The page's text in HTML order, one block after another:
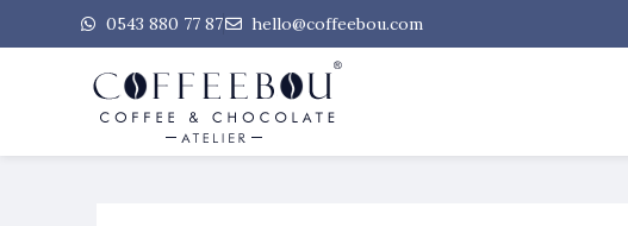
0543 880 77 87 hello@coffeebou.com